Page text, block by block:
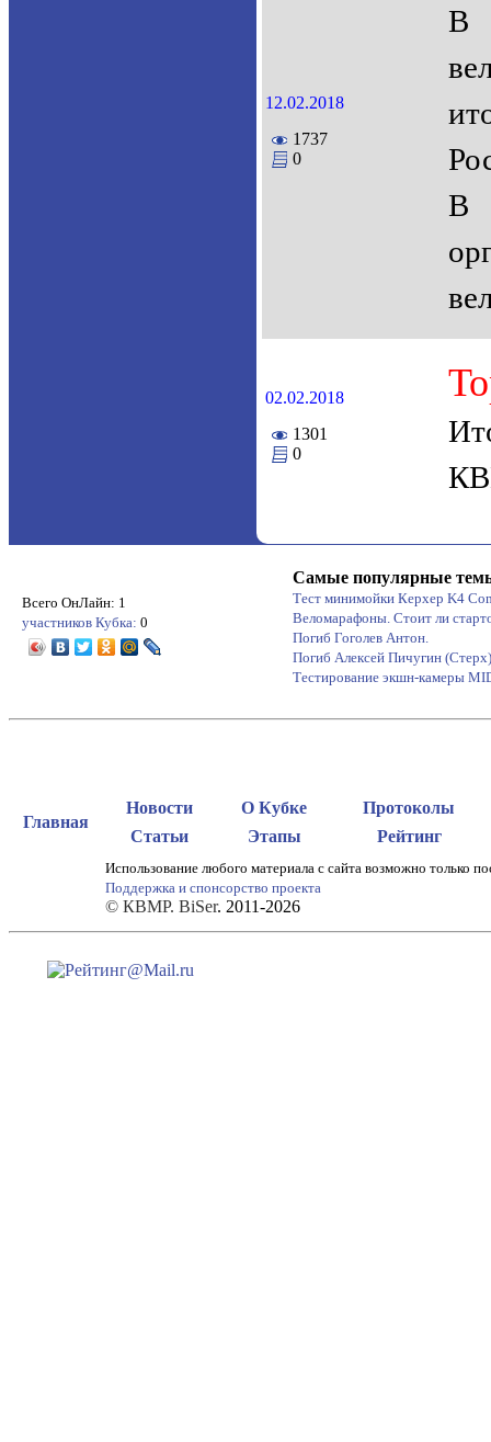
12.02.2018
1737
0
В
В
02.02.2018
1301
0
Всего ОнЛайн: 1
участников Кубка: 0
Самые популярные
Тест минимойки Керхер K4
Веломарафоны. Стоит ли
Погиб Гоголев Антон.
Погиб Алексей Пичугин (Стерх)
Тестирование экшн-камеры
Главная
Новости О Кубке
Протоколы
Статьи
Этапы Рейтинг
Использование любого материала с сайта возможно только
Поддержка и спонсорство проекта
© КВМР. BiSer. 2011-2026